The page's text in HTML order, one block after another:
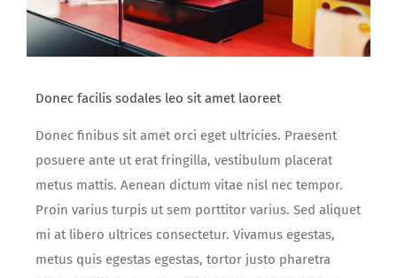
Donec facilis sodales leo sit amet laoreet
Donec finibus sit amet orci eget ultricies. Praesent
posuere ante ut erat fringilla, vestibulum placerat
metus mattis. Aenean dictum vitae nisl nec tempor.
Proin varius turpis ut sem porttitor varius. Sed aliquet
mi at libero ultrices consectetur. Vivamus egestas,
metus quis egestas egestas, tortor justo pharetra